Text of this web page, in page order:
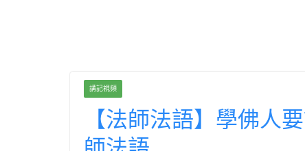
講記視頻
【法師法語】學佛人